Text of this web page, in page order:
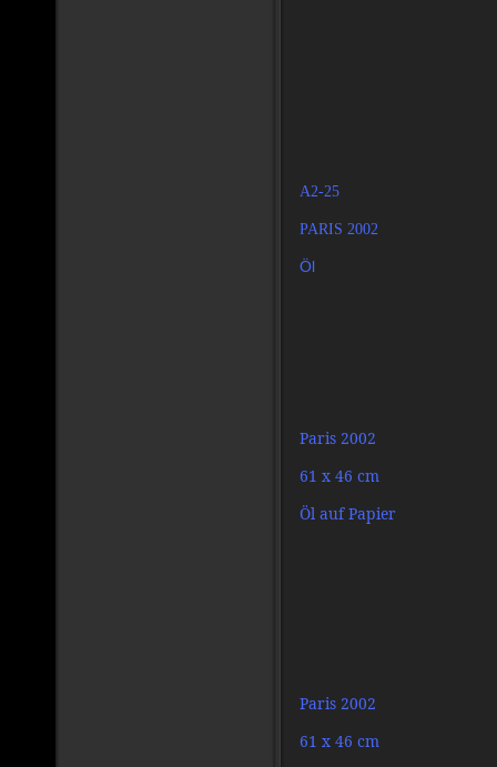
A2-25
PARIS 2002
Öl
Paris 2002
61 x 46 cm
Öl auf Papier
Paris 2002
61 x 46 cm